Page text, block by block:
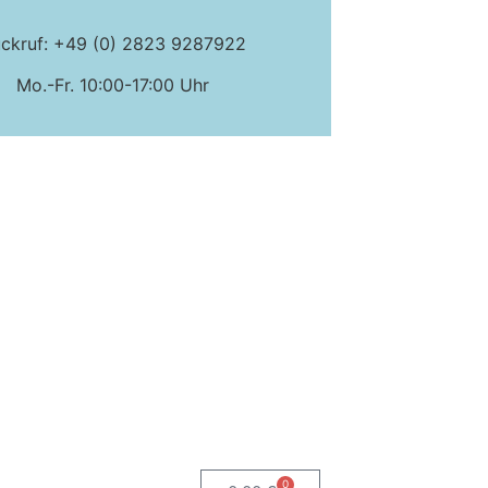
+49 (0) 2823 9287922
Mo.-Fr. 10:00-17:00 Uhr
0